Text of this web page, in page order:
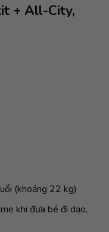
+ All-City,
(khoảng 22 kg)
khi đưa bé đi dạo,